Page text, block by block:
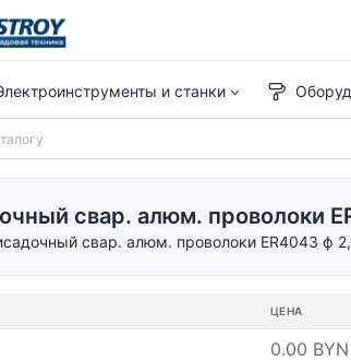
и станки
свар. алюм. проволоки
свар. алюм. проволоки ER4043 ф
ЦЕНА
0.00 BYN